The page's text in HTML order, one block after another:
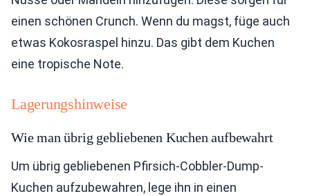
einen schönen Crunch. Wenn du magst, füge auch
etwas Kokosraspel hinzu. Das gibt dem Kuchen
eine tropische Note.
Lagerungshinweise
Wie man übrig gebliebenen Kuchen aufbewahrt
Um übrig gebliebenen Pfirsich-Cobbler-Dump-
Kuchen aufzubewahren, lege ihn in einen